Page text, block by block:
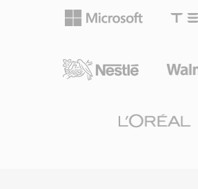
ATSC และ ISDB รวมถึงบริการสตรี
ทนทาน โครงสร้างที่เป็นมาตรฐาน
ตัวแปลงสัญญาณอย่างกว้างขวางทำ
ตอนของการตัดต่อและมาสเตอริง จุ
ไม่มีการสูญเสียคุณภาพจากการบันทึ
สัญญาณเสื่อม อีกจุดแข็งคือการผสา
รูปแบบทำงานดั้งเดิม คอนเทนเนอร์